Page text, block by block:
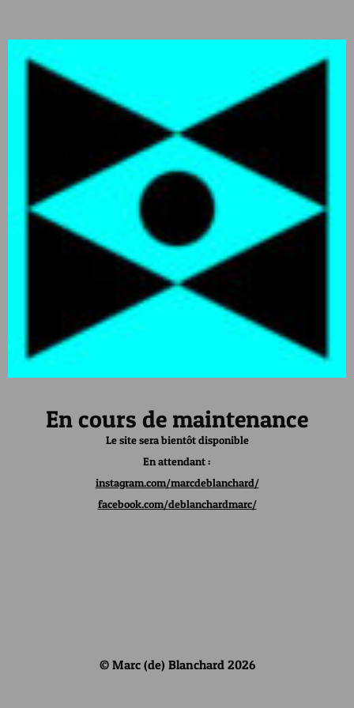
En cours de maintenance
Le site sera bientôt disponible
En attendant :
instagram.com/marcdeblanchard/
facebook.com/deblanchardmarc/
© Marc (de) Blanchard 2026